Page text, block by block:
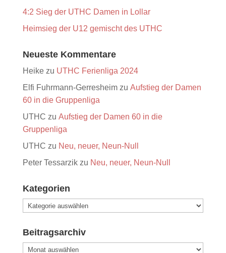
4:2 Sieg der UTHC Damen in Lollar
Heimsieg der U12 gemischt des UTHC
Neueste Kommentare
Heikezu UTHC Ferienliga 2024
Elfi Fuhrmann-Gerresheimzu Aufstieg der Damen
60 in die Gruppenliga
UTHC zu Aufstieg der Damen 60 in die
Gruppenliga
UTHC zu Neu, neuer, Neun-Null
Peter Tessarzikzu Neu, neuer, Neun-Null
Kategorien
Kategorien
Beitragsarchiv
Beitragsarchiv